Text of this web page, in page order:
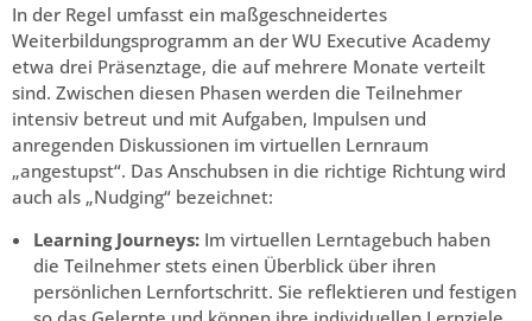
In der Regel umfasst ein maßgeschneidertes
Weiterbildungsprogramm an der WU Executive Academy
etwa drei Präsenztage, die auf mehrere Monate verteilt
sind. Zwischen diesen Phasen werden die Teilnehmer
intensiv betreut und mit Aufgaben, Impulsen und
anregenden Diskussionen im virtuellen Lernraum
„angestupst“. Das Anschubsen in die richtige Richtung wird
auch als „Nudging“ bezeichnet:
Learning Journeys: Im virtuellen Lerntagebuch haben
die Teilnehmer stets einen Überblick über ihren
persönlichen Lernfortschritt. Sie reflektieren und festigen